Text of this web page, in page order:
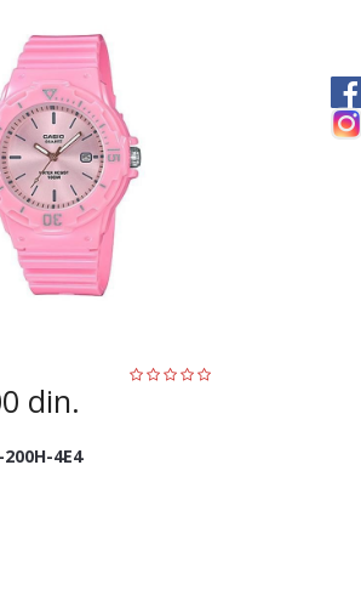
din.
200H-4E4